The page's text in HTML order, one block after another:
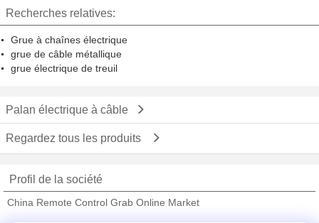
Recherches relatives:
Grue à chaînes électrique
grue de câble métallique
grue électrique de treuil
Palan électrique à câble
Regardez tous les produits
Profil de la société
China Remote Control Grab Online Market